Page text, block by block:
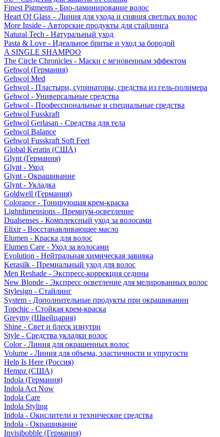
Finest Pigments - Био-ламинирование волос
Heart Of Glass – Линия для ухода и сияния светлых волос
More Inside - Авторские продукты для стайлинга
Natural Tech - Натуральный уход
Pasta & Love - Идеальное бритье и уход за бородой
A SINGLE SHAMPOO
The Circle Chronicles - Маски с мгновенным эффектом
Gehwol (Германия)
Gehwol Med
Gehwol - Пластыри, супинаторы, средства из гель-полимера
Gehwol - Универсальные средства
Gehwol - Профессиональные и специальные средства
Gehwol Fusskraft
Gehwol Gerlasan - Средства для тела
Gehwol Balance
Gehwol Fusskraft Soft Feet
Global Keratin (США)
Glynt (Германия)
Glynt - Уход
Glynt - Окрашивание
Glynt - Укладка
Goldwell (Германия)
Colorance - Тонирующая крем-краска
Lightdimensions - Премиум-осветление
Dualsenses - Комплексный уход за волосами
Elixir - Восстанавливающее масло
Elumen - Краска для волос
Elumen Care - Уход за волосами
Evolution - Нейтральная химическая завивка
Kerasilk - Премиальный уход для волос
Men Reshade - Экспресс-коррекция седины
New Blonde - Экспресс осветление для мелированных волос
Stylesign - Стайлинг
System - Дополнительные продукты при окрашивании
Topchic - Стойкая крем-краска
Greymy (Швейцария)
Shine - Свет и блеск изнутри
Style - Средства укладки волос
Color - Линия для окрашенных волос
Volume - Линия для объема, эластичности и упругости
Help Is Here (Россия)
Hempz (США)
Indola (Германия)
Indola Act Now
Indola Care
Indola Styling
Indola - Окислители и технические средства
Indola - Окрашивание
Invisibobble (Германия)